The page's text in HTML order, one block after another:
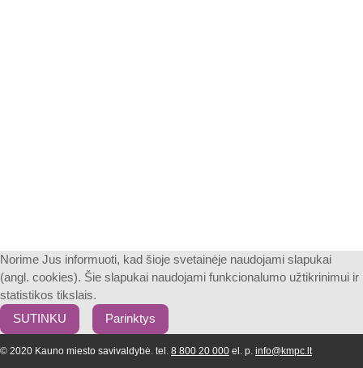
Norime Jus informuoti, kad šioje svetainėje naudojami slapukai
(angl. cookies). Šie slapukai naudojami funkcionalumo užtikrinimui ir
statistikos tikslais.
SUTINKU
Parinktys
© 2020 Kauno miesto savivaldybė. tel. 8 800 20 000 el. p. info@kmpc.lt